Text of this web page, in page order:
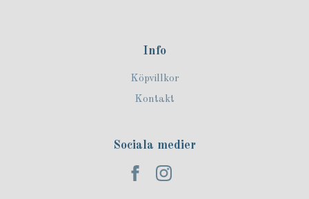
Info
Köpvillkor
Kontakt
Sociala medier